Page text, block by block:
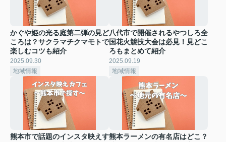
かぐや姫の光る庭第二弾の見ど
ころは？サクラマチクマモトで
楽しむコツも紹介
2025.09.30
地域情報
八代市で開催されるやつしろ全
国花火競技大会は必見！見どこ
ろもまとめて紹介
2025.09.19
地域情報
熊本市で話題のインスタ映えす熊本ラーメンの有名店はどこ？